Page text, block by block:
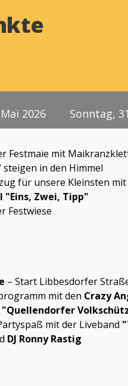
2026 Sonntag,
mit
in den Himmel
unsere Kleinsten mit
"Eins, Zwei, Tipp"
– Start Libbesdorfer
mit den Crazy
"Quellendorfer
mit der Liveband
DJ Ronny Rastig